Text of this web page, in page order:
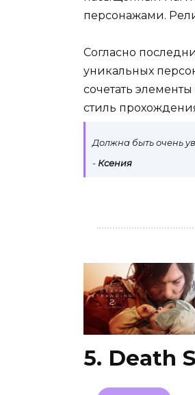
персонажами.
Согласно
уникальных
сочетать
стиль
Должна быть очень
- Ксения
5. Death